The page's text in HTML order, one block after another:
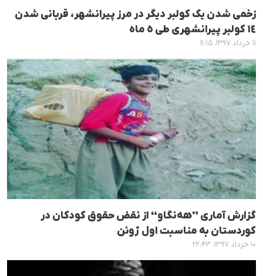
زخمی شدن یک کولبر دیگر در مرز پیرانشهر، قربانی شدن
١٤ کولبر پیرانشهری طی ٥ ماه
۱۱ خرداد ۱۳۹۷، ۱۱:۱۵
گزارش آماری ”هەنگاو“ از نقض حقوق کودکان در
کوردستان بە مناسبت اول ژوئن
۱۰ خرداد ۱۳۹۷، ۲۲:۴۳